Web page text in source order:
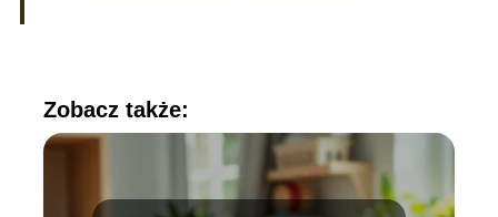
Zobacz także: